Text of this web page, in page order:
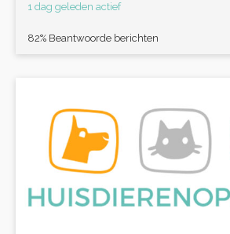
1 dag geleden actief
82% Beantwoorde berichten